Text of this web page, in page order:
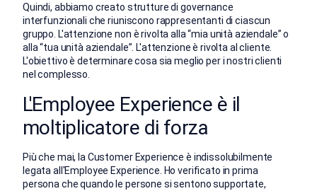
Quindi, abbiamo creato strutture di governance
interfunzionali che riuniscono rappresentanti di ciascun
gruppo. L'attenzione non è rivolta alla “mia unità aziendale” o
alla “tua unità aziendale”. L'attenzione è rivolta al cliente.
L'obiettivo è determinare cosa sia meglio per i nostri clienti
nel complesso.
L'Employee Experience è il
moltiplicatore di forza
Più che mai, la Customer Experience è indissolubilmente
legata all'Employee Experience. Ho verificato in prima
persona che quando le persone si sentono supportate,